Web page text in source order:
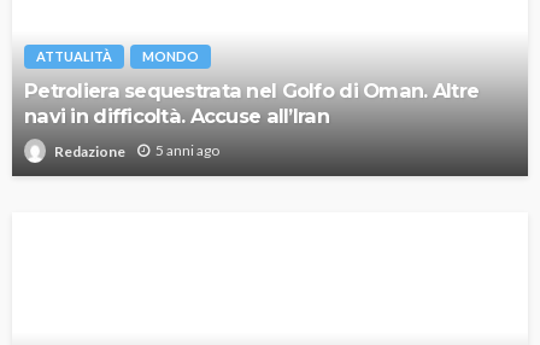
ATTUALITÀ MONDO
Petroliera sequestrata nel Golfo di Oman. Altre
navi in difficoltà. Accuse all’Iran
Redazione 5 anni ago